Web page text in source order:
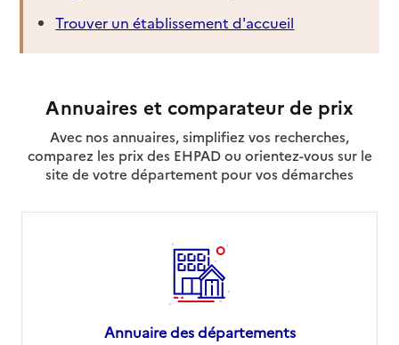
Trouver un établissement d'accueil
Annuaires et comparateur de prix
Avec nos annuaires, simplifiez vos recherches,
comparez les prix des EHPAD ou orientez-vous sur le
site de votre département pour vos démarches
Annuaire des départements